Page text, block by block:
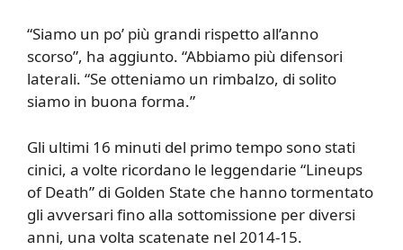
“Siamo un po’ più grandi rispetto all’anno
scorso”, ha aggiunto. “Abbiamo più difensori
laterali. “Se otteniamo un rimbalzo, di solito
siamo in buona forma.”
Gli ultimi 16 minuti del primo tempo sono stati
cinici, a volte ricordano le leggendarie “Lineups
of Death” di Golden State che hanno tormentato
gli avversari fino alla sottomissione per diversi
anni, una volta scatenate nel 2014-15.